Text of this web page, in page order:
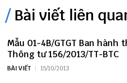
Bài viết liên
Mẫu 01-4B/GTGT Ban hành
Thông tư 156/2013/TT-BTC
BÀI VIẾT 15/10/2013